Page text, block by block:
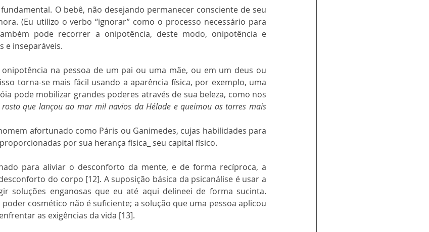
O bebê, não desejando permanecer consciente de seu
(Eu utilizo o verbo “ignorar” como o processo necessário para
pode recorrer a onipotência, deste modo, onipotência e
e inseparáveis.
na pessoa de um pai ou uma mãe, ou em um deus ou
torna-se mais fácil usando a aparência física, por exemplo, uma
pode mobilizar grandes poderes através de sua beleza, como nos
rosto que lançou ao mar mil navios da Hélade e queimou as torres mais
afortunado como Páris ou Ganimedes, cujas habilidades para
por sua herança física_ seu capital físico.
para aliviar o desconforto da mente, e de forma recíproca, a
do corpo [12]. A suposição básica da psicanálise é usar a
soluções enganosas que eu até aqui delineei de forma sucinta.
cosmético não é suficiente; a solução que uma pessoa aplicou
as exigências da vida [13].